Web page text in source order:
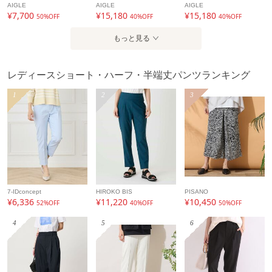
AIGLE
¥7,700 50%OFF
AIGLE
¥15,180 40%OFF
AIGLE
¥15,180 40%OFF
もっと見る
レディースショート・ハーフ・半端丈パンツランキング
1
7-IDconcept
¥6,336 52%OFF
2
HIROKO BIS
¥11,22040%OFF
3
PISANO
¥10,45050%OFF
4 5 6